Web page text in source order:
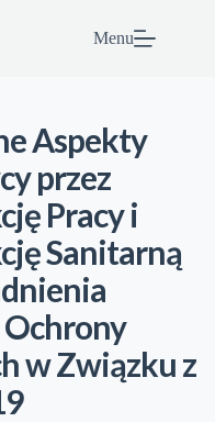
Menu
Aspekty
przez
Pracy i
Sanitarną
Ochrony
w Związku z